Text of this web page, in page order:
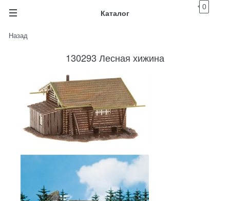
Каталог
0
Назад
130293 Лесная хижина